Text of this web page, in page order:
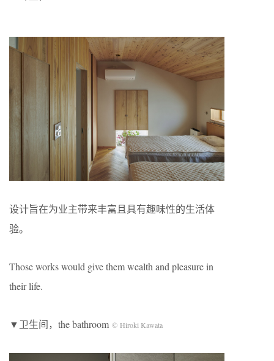
设计旨在为业主带来丰富且具有趣味性的生活体
验。
Those works would give them wealth and pleasure in
their life.
▼卫生间，the bathroom © Hiroki Kawata